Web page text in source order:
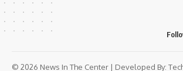
© 2026 News In The Center | Developed By: